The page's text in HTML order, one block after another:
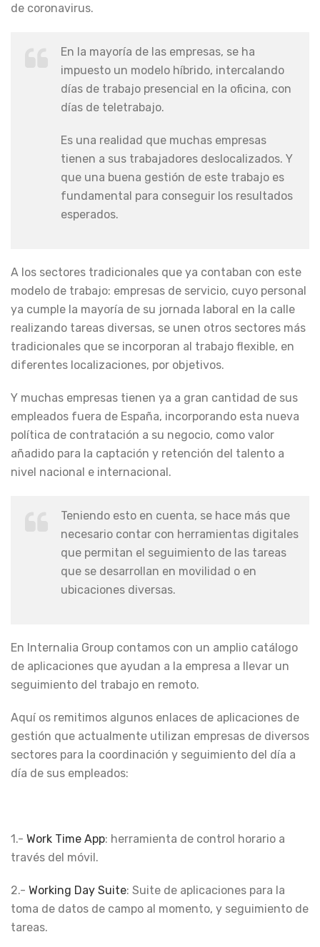
de coronavirus.
En la mayoría de las empresas, se ha
impuesto un modelo híbrido, intercalando
días de trabajo presencial en la oficina, con
días de teletrabajo.
Es una realidad que muchas empresas
tienen a sus trabajadores deslocalizados. Y
que una buena gestión de este trabajo es
fundamental para conseguir los resultados
esperados.
A los sectores tradicionales que ya contaban con este
modelo de trabajo: empresas de servicio, cuyo personal
ya cumple la mayoría de su jornada laboral en la calle
realizando tareas diversas, se unen otros sectores más
tradicionales que se incorporan al trabajo flexible, en
diferentes localizaciones, por objetivos.
Y muchas empresas tienen ya a gran cantidad de sus
empleados fuera de España, incorporando esta nueva
política de contratación a su negocio, como valor
añadido para la captación y retención del talento a
nivel nacional e internacional.
Teniendo esto en cuenta, se hace más que
necesario contar con herramientas digitales
que permitan el seguimiento de las tareas
que se desarrollan en movilidad o en
ubicaciones diversas.
En Internalia Group contamos con un amplio catálogo
de aplicaciones que ayudan a la empresa a llevar un
seguimiento del trabajo en remoto.
Aquí os remitimos algunos enlaces de aplicaciones de
gestión que actualmente utilizan empresas de diversos
sectores para la coordinación y seguimiento del día a
día de sus empleados:
1.- Work Time App: herramienta de control horario a
través del móvil.
2.- Working Day Suite: Suite de aplicaciones para la
toma de datos de campo al momento, y seguimiento de
tareas.